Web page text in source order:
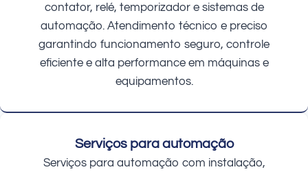
contator, relé, temporizador e sistemas de
automação. Atendimento técnico e preciso
garantindo funcionamento seguro, controle
eficiente e alta performance em máquinas e
equipamentos.
Serviços para automação
Serviços para automação com instalação,